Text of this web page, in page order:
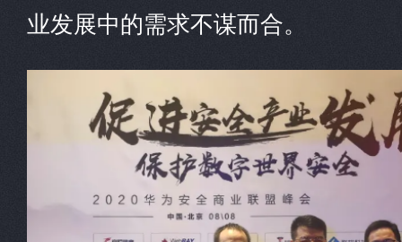
业发展中的需求不谋而合。